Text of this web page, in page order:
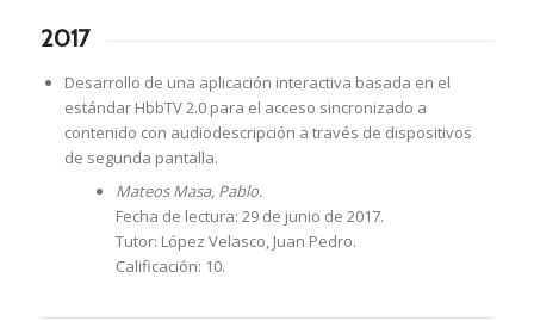
2017
Desarrollo de una aplicación interactiva basada en el
estándar HbbTV 2.0 para el acceso sincronizado a
contenido con audiodescripción a través de dispositivos
de segunda pantalla.
Mateos Masa, Pablo.
Fecha de lectura: 29 de junio de 2017.
Tutor: López Velasco, Juan Pedro.
Calificación: 10.